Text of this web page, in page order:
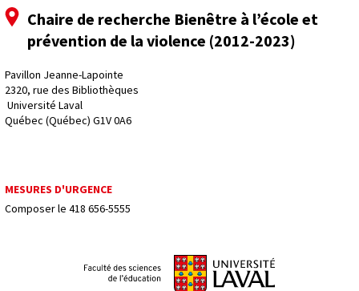
Chaire de recherche Bienêtre à l’école et
prévention de la violence (2012-2023)
Pavillon Jeanne-Lapointe
2320, rue des Bibliothèques
Université Laval
Québec (Québec) G1V 0A6
MESURES D'URGENCE
Composer le 418 656-5555